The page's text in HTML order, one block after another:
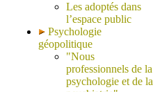
Les adoptés dans
l’espace public
Psychologie
géopolitique
"Nous
professionnels de la
psychologie et de la